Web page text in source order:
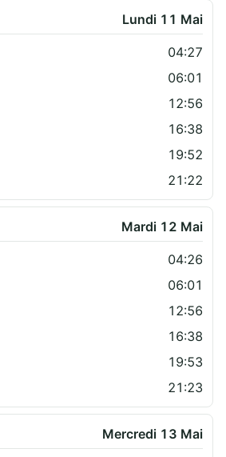
Lundi 11 Mai
04:27
06:01
12:56
16:38
19:52
21:22
Mardi 12 Mai
04:26
06:01
12:56
16:38
19:53
21:23
Mercredi 13 Mai